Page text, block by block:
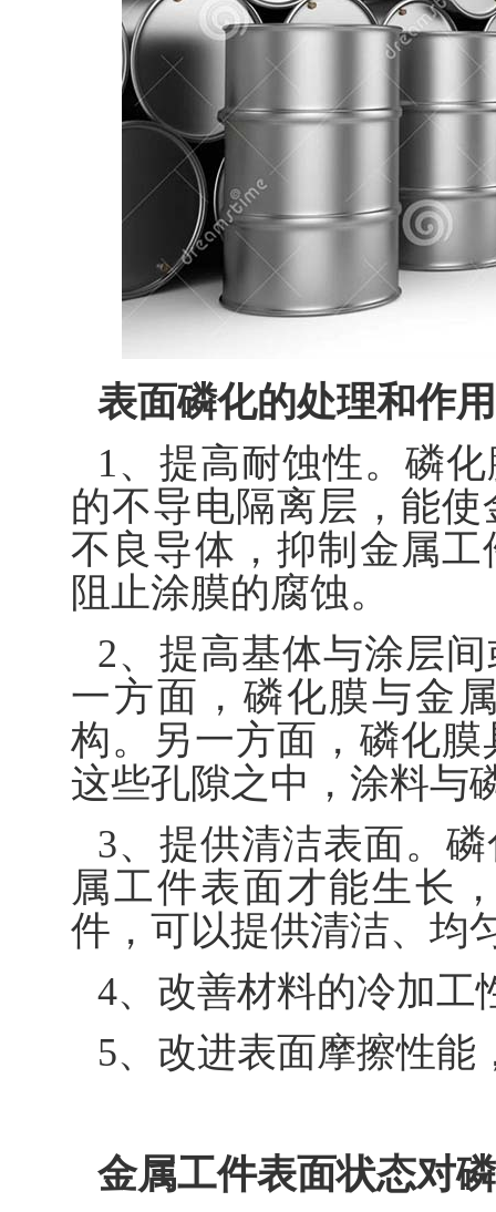
表面磷化的处理和作用
1、提高耐蚀性。磷
的不导电隔离层，能
不良导体，抑制金属
阻止涂膜的腐蚀。
2、提高基体与涂层
一方面，磷化膜与金
构。另一方面，磷化
这些孔隙之中，涂料与
3、提供清洁表面。
属工件表面才能生长
件，可以提供清洁、均
4、改善材料的冷加工
5、改进表面摩擦性能
金属工件表面状态对